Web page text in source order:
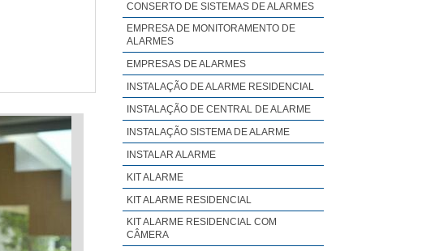
CONSERTO DE SISTEMAS DE ALARMES
EMPRESA DE MONITORAMENTO DE
ALARMES
EMPRESAS DE ALARMES
INSTALAÇÃO DE ALARME RESIDENCIAL
INSTALAÇÃO DE CENTRAL DE ALARME
INSTALAÇÃO SISTEMA DE ALARME
INSTALAR ALARME
KIT ALARME
KIT ALARME RESIDENCIAL
KIT ALARME RESIDENCIAL COM
CÂMERA